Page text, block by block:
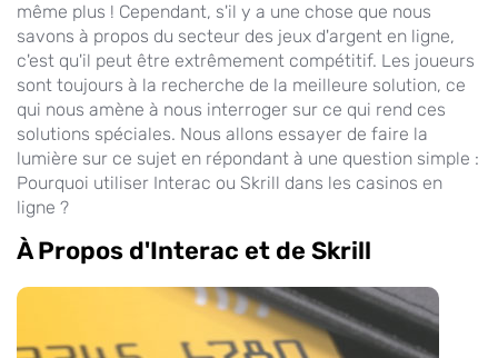
même plus ! Cependant, s'il y a une chose que nous
savons à propos du secteur des jeux d'argent en ligne,
c'est qu'il peut être extrêmement compétitif. Les joueurs
sont toujours à la recherche de la meilleure solution, ce
qui nous amène à nous interroger sur ce qui rend ces
solutions spéciales. Nous allons essayer de faire la
lumière sur ce sujet en répondant à une question simple :
Pourquoi utiliser Interac ou Skrill dans les casinos en
ligne ?
À Propos d'Interac et de Skrill